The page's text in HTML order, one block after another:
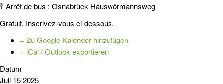
🚏 Arrêt de bus : Osnabrück Hauswörmannsweg
Gratuit. Inscrivez-vous ci-dessous.
+ Zu Google Kalender hinzufügen
+ iCal / Outlook exportieren
Datum
Juli 15 2025